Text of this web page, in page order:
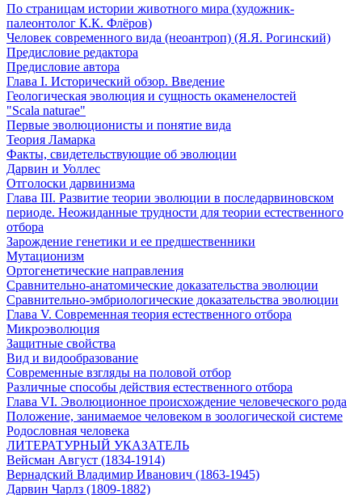
По страницам истории животного мира (художник-
палеонтолог К.К. Флёров)
Человек современного вида (неоантроп) (Я.Я. Рогинский)
Предисловие редактора
Предисловие автора
Глава I. Исторический обзор. Введение
Геологическая эволюция и сущность окаменелостей
"Scala naturae"
Первые эволюционисты и понятие вида
Теория Ламарка
Факты, свидетельствующие об эволюции
Дарвин и Уоллес
Отголоски дарвинизма
Глава III. Развитие теории эволюции в последарвиновском
периоде. Неожиданные трудности для теории естественного
отбора
Зарождение генетики и ее предшественники
Мутационизм
Ортогенетические направления
Сравнительно-анатомические доказательства эволюции
Сравнительно-эмбриологические доказательства эволюции
Глава V. Современная теория естественного отбора
Микроэволюция
Защитные свойства
Вид и видообразование
Современные взгляды на половой отбор
Различные способы действия естественного отбора
Глава VI. Эволюционное происхождение человеческого рода
Положение, занимаемое человеком в зоологической системе
Родословная человека
ЛИТЕРАТУРНЫЙ УКАЗАТЕЛЬ
Вейсман Август (1834-1914)
Вернадский Владимир Иванович (1863-1945)
Дарвин Чарлз (1809-1882)